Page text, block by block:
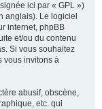
ici par « GPL »)
anglais). Le logiciel
internet, phpBB
et/ou du contenu
Si vous souhaitez
vous invitons à
abusif, obscène,
etc. qui